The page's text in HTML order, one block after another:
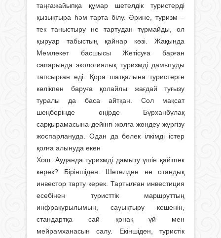
таңғажайыпқа құмар шетелдік туристерді
қызықтыра һәм тарта білу. Әрине, туризм –
тек таныстыру не тартудан тұрмайды, ол
қыруар табыстың қайнар көзі. Жақында
Мемлекет басшысы Жетісуға барған
сапарында экологиялық туризмді дамытуды
тапсырған еді. Қора шатқалына туристерге
көлікпен баруға қолайлы жағдай туғызу
туралы да баса айтқан. Сол мақсат
шеңберінде өңірде Бұрханбұлақ
сарқырамасына дейінгі жолға жөндеу жүргізу
жоспарлануда. Одан да бөлек ілкімді істер
қолға алынуда екен
Хош. Ауданда туризмді дамыту үшін қайтпек
керек? Біріншіден. Шетелден не отандық
инвестор тарту керек. Тартылған инвестиция
есебінен туристтік маршруттың
инфрақұрылымын, сауықтыру кешенін,
стандартқа сай қонақ үй мен
мейрамханасын салу. Екіншіден, туристік